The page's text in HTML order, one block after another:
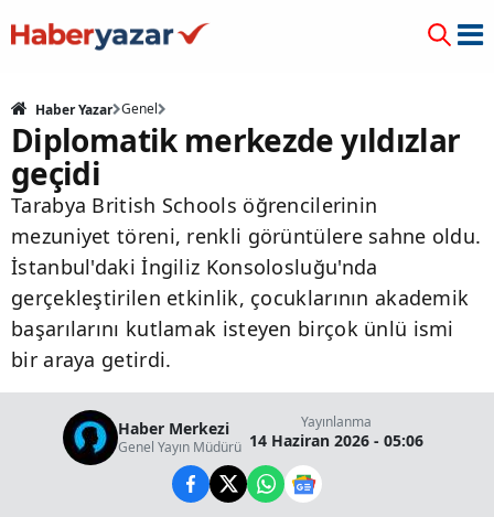
Haber Yazar Genel
Diplomatik merkezde yıldızlar
geçidi
Tarabya British Schools öğrencilerinin
mezuniyet töreni, renkli görüntülere sahne oldu.
İstanbul'daki İngiliz Konsolosluğu'nda
gerçekleştirilen etkinlik, çocuklarının akademik
başarılarını kutlamak isteyen birçok ünlü ismi
bir araya getirdi.
Haber Merkezi
Genel Yayın Müdürü
Yayınlanma
14 Haziran 2026 - 05:06